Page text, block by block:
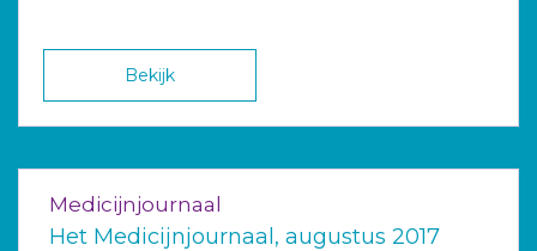
Bekijk
Medicijnjournaal
Het Medicijnjournaal, augustus 2017